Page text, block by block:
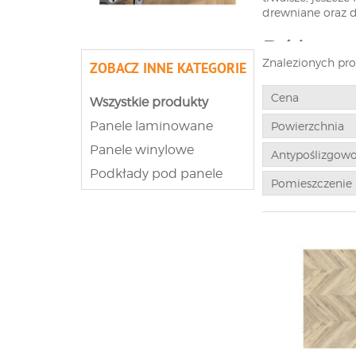
drewniane oraz
Różne
uniwersalnego,
popularnością
paneli
listewki
laminowanym
trwałość. Dobrą
budujący
W
Wiele osób
postawione
naśladujące,
uogólnienie,
intensywności).
istnieją też i
ZOBACZ INNE KATEGORIE
Wszystkie produkty
Panele laminowane
Panele winylowe
Podkłady pod panele
Znalezionych
Cena
Powierzchnia
Pomieszczenie